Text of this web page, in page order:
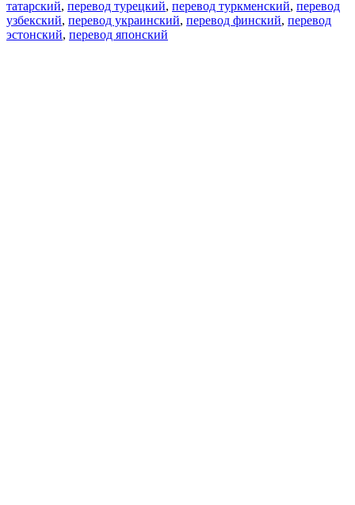
татарский, перевод турецкий, перевод туркменский, перевод
узбекский, перевод украинский, перевод финский, перевод
эстонский, перевод японский